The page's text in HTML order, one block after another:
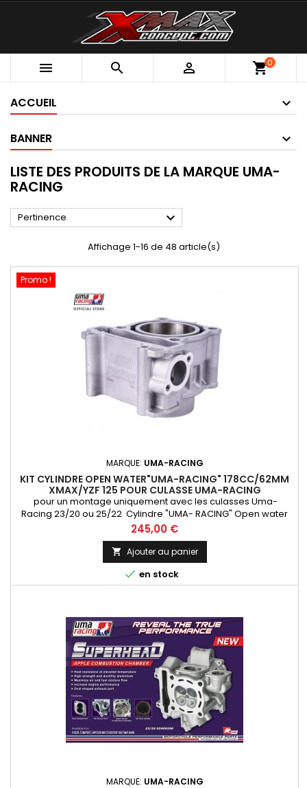
   shopping_cart0
ACCUEIL
BANNER
LISTE DES PRODUITS DE LA MARQUE UMA-
RACING
Pertinence 
Affichage 1-16 de 48 article(s)
Promo !
MARQUE: UMA-RACING
KIT CYLINDRE OPEN WATER"UMA-RACING" 178CC/62MM
XMAX/YZF 125 POUR CULASSE UMA-RACING
pour un montage uniquement avec les culasses Uma-
Racing 23/20 ou 25/22 Cylindre "UMA- RACING" Open water
pour culasse superhead , traitement céramique et piston
forgé allégé ! 62mm (178 cm3) Le must qualité / Prix/
performance pour Xmax 125/ YZF125 / XCity 125/ SKYcruiser .
montage avec le tendeur de chaine distribution : 02B00520
Prix
245,00 €
 Ajouter au panier
 en stock
MARQUE: UMA-RACING